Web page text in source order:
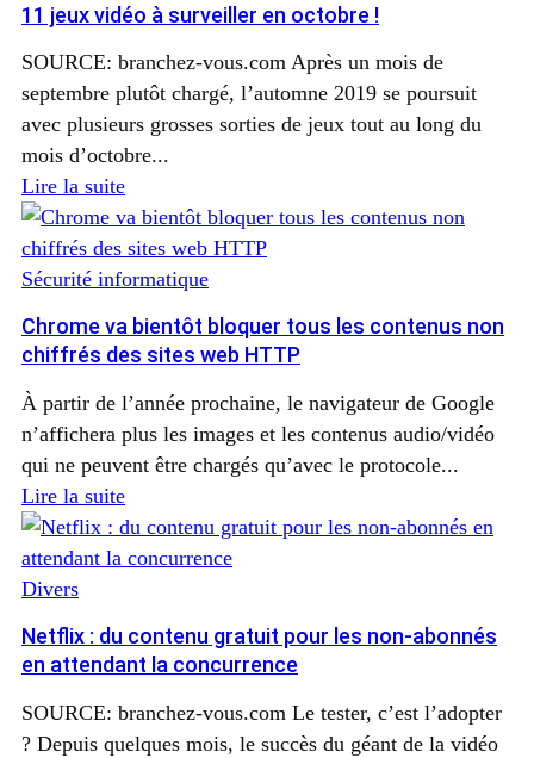
11 jeux vidéo à surveiller en octobre !
SOURCE: branchez-vous.com Après un mois de
septembre plutôt chargé, l’automne 2019 se poursuit
avec plusieurs grosses sorties de jeux tout au long du
mois d’octobre...
Lire la suite
Sécurité informatique
Chrome va bientôt bloquer tous les contenus non
chiffrés des sites web HTTP
À partir de l’année prochaine, le navigateur de Google
n’affichera plus les images et les contenus audio/vidéo
qui ne peuvent être chargés qu’avec le protocole...
Lire la suite
Divers
Netflix : du contenu gratuit pour les non-abonnés
en attendant la concurrence
SOURCE: branchez-vous.com Le tester, c’est l’adopter
? Depuis quelques mois, le succès du géant de la vidéo